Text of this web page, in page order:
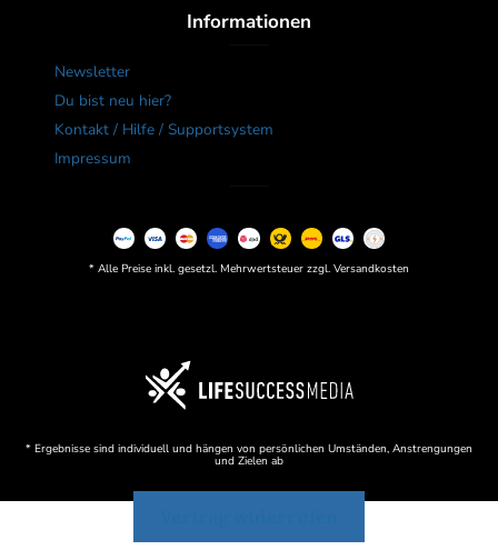
Informationen
Newsletter
Du bist neu hier?
Kontakt / Hilfe / Supportsystem
Impressum
* Alle Preise inkl. gesetzl. Mehrwertsteuer zzgl. Versandkosten
* Ergebnisse sind individuell und hängen von persönlichen Umständen, Anstrengungen
und Zielen ab